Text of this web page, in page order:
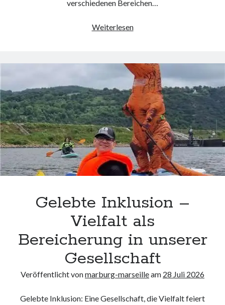
verschiedenen Bereichen…
WeiterlesenDie
von
Inklusion:
Eine
Analyse
der
Vielfalt
und
Chancengleichheit
Gelebte Inklusion –
Vielfalt als
Bereicherung in unserer
Gesellschaft
Veröffentlicht vonmarburg-marseilleam 28 Juli 2026
Gelebte Inklusion: Eine Gesellschaft, die Vielfalt feiert